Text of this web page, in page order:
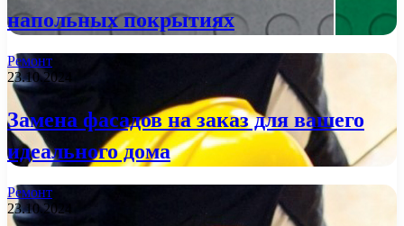
напольных покрытиях
Ремонт
23.10.2024
Замена фасадов на заказ для вашего
идеального дома
Ремонт
23.10.2024